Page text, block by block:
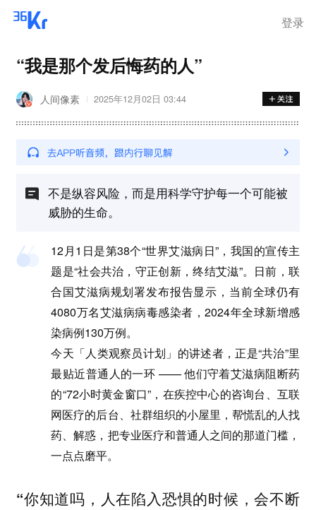
登录
“我是那个发后悔药的人”
人间像素 2025年12月02日 03:44
不是纵容风险，而是用科学守护每一个可能被
威胁的生命。
12月1日是第38个“世界艾滋病日”，我国的宣传主
题是“社会共治，守正创新，终结艾滋”。日前，联
合国艾滋病规划署发布报告显示，当前全球仍有
4080万名艾滋病病毒感染者，2024年全球新增感
染病例130万例。
今天「人类观察员计划」的讲述者，正是“共治”里
最贴近普通人的一环 —— 他们守着艾滋病阻断药
的“72小时黄金窗口”，在疾控中心的咨询台、互联
网医疗的后台、社群组织的小屋里，帮慌乱的人找
药、解惑，把专业医疗和普通人之间的那道门槛，
一点点磨平。
“你知道吗，人在陷入恐惧的时候，会不断